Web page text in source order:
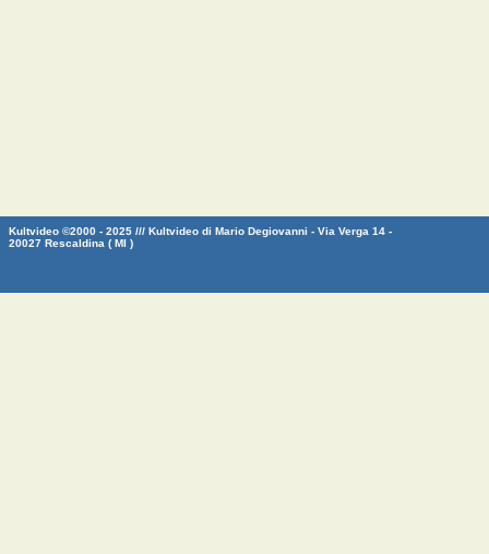
Kultvideo ©2000 - 2025 /// Kultvideo di Mario Degiovanni - Via Verga 14 -
20027 Rescaldina ( MI )